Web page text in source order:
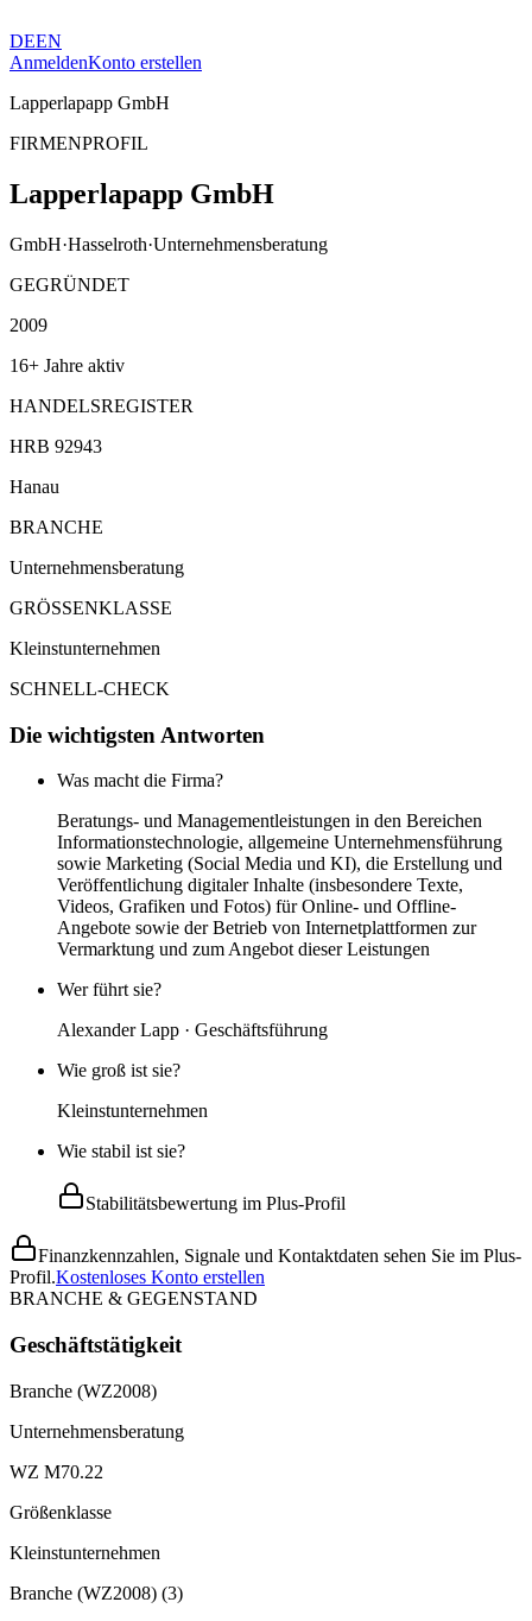
DEEN
AnmeldenKonto erstellen
Lapperlapapp GmbH
FIRMENPROFIL
Lapperlapapp GmbH
GmbH·Hasselroth·Unternehmensberatung
GEGRÜNDET
2009
16+ Jahre aktiv
HANDELSREGISTER
HRB 92943
Hanau
BRANCHE
Unternehmensberatung
GRÖSSENKLASSE
Kleinstunternehmen
SCHNELL-CHECK
Die wichtigsten Antworten
Was macht die Firma?
Beratungs- und Managementleistungen in den Bereichen
Informationstechnologie, allgemeine Unternehmensführung
sowie Marketing (Social Media und KI), die Erstellung und
Veröffentlichung digitaler Inhalte (insbesondere Texte,
Videos, Grafiken und Fotos) für Online- und Offline-
Angebote sowie der Betrieb von Internetplattformen zur
Vermarktung und zum Angebot dieser Leistungen
Wer führt sie?
Alexander Lapp · Geschäftsführung
Wie groß ist sie?
Kleinstunternehmen
Wie stabil ist sie?
Stabilitätsbewertung im Plus-Profil
Finanzkennzahlen, Signale und Kontaktdaten sehen Sie im Plus-
Profil.Kostenloses Konto erstellen
BRANCHE & GEGENSTAND
Geschäftstätigkeit
Branche (WZ2008)
Unternehmensberatung
WZ M70.22
Größenklasse
Kleinstunternehmen
Branche (WZ2008) (3)